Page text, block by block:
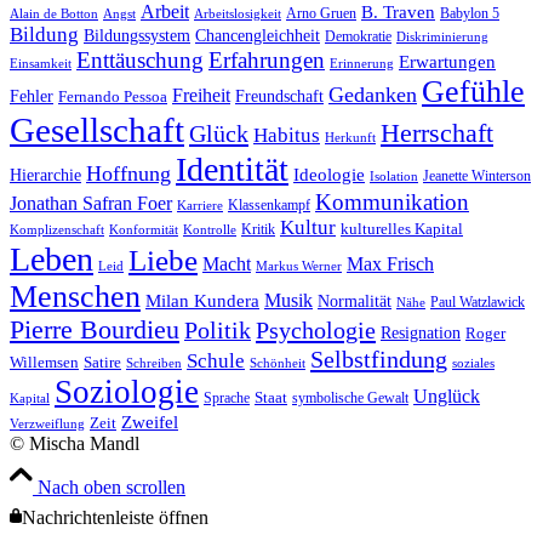
Alain de Botton Angst Arbeit Arbeitslosigkeit Arno Gruen B. Traven Babylon 5
Bildung Bildungssystem Chancengleichheit Demokratie Diskriminierung
Einsamkeit Enttäuschung Erfahrungen Erinnerung Erwartungen
Fehler Fernando Pessoa Freiheit Freundschaft Gedanken Gefühle
GesellschaftGlück Habitus Herkunft Herrschaft
Hierarchie Hoffnung Identität Ideologie Isolation Jeanette Winterson
Jonathan Safran Foer Karriere Klassenkampf Kommunikation
Komplizenschaft Konformität Kontrolle Kritik Kultur kulturelles Kapital
Leben Leid Liebe Macht Markus Werner Max Frisch
Menschen Milan Kundera Musik Normalität Nähe Paul Watzlawick
Pierre BourdieuPolitikPsychologie Resignation Roger
Willemsen Satire Schreiben Schule Schönheit Selbstfindung soziales
Kapital Soziologie Sprache Staat symbolische Gewalt Unglück
Verzweiflung Zeit Zweifel
© Mischa Mandl
Nach oben scrollen
Nachrichtenleiste öffnen